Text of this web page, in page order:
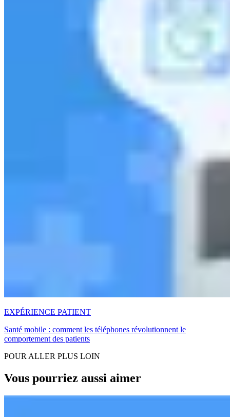
EXPÉRIENCE PATIENT
Santé mobile : comment les téléphones révolutionnent le
comportement des patients
POUR ALLER PLUS LOIN
Vous pourriez aussi aimer